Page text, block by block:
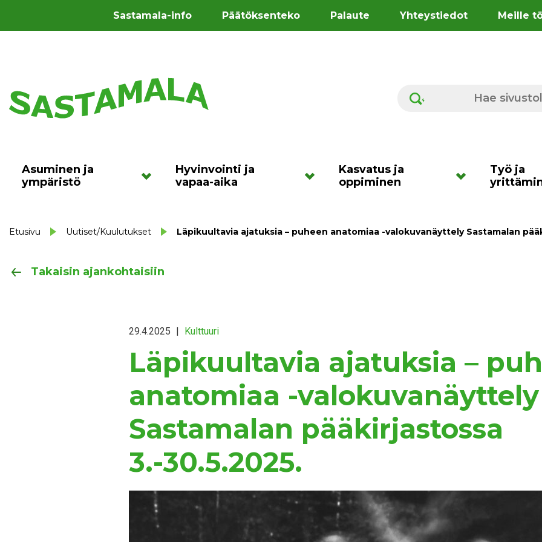
Sastamala-info Päätöksenteko Palaute Yhteystiedot Meille
Hae sivustolta
Asuminen ja
ympäristö
Hyvinvointi ja
vapaa-aika
Kasvatus ja
oppiminen
Työ ja
Etusivu Uutiset/Kuulutukset Läpikuultavia ajatuksia – puheen anatomiaa -valokuvanäyttely Sastamalan
Takaisin ajankohtaisiin
29.4.2025 | Kulttuuri
Läpikuultavia ajatuksia –
anatomiaa -valokuvanäyttely
Sastamalan pääkirjastossa
3.-30.5.2025.